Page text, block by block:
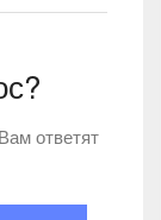
ответят